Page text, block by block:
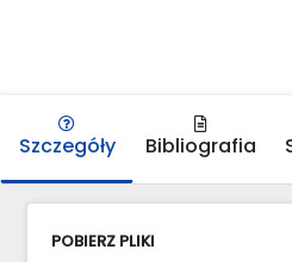
Szczegóły Bibliografia
POBIERZ PLIKI